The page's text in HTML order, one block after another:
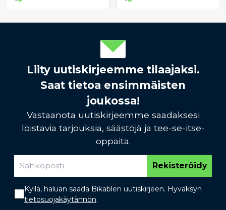
Liity uutiskirjeemme tilaajaksi.
Saat tietoa ensimmäisten
joukossa!
Vastaanota uutiskirjeemme saadaksesi
loistavia tarjouksia, säästöjä ja tee-se-itse-
oppaita.
Rekisteröidy
Kyllä, haluan saada Bikablen uutiskirjeen. Hyväksyn
tietosuojakäytännön.